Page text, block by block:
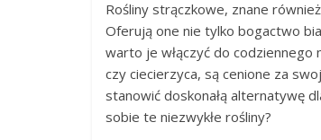
Rośliny strączkowe, znane
Oferują one nie tylko bogactwo
warto je włączyć do codziennego
czy ciecierzyca, są cenione za
stanowić doskonałą alternatywę
sobie te niezwykłe rośliny?